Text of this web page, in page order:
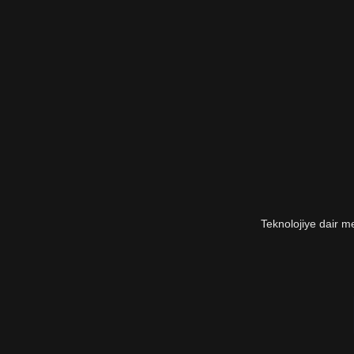
Teknolojiye dair